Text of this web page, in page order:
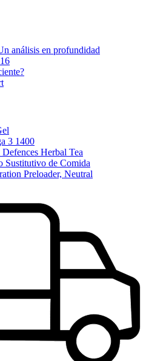
análisis en profundidad
3 1400
Herbal Tea
Sustitutivo de Comida
Preloader, Neutral